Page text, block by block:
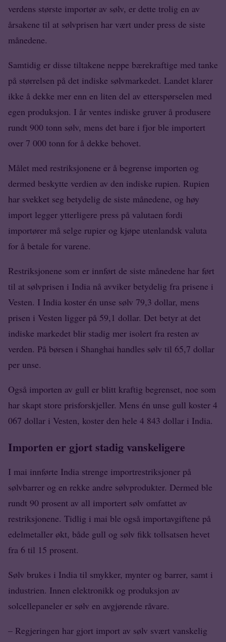
verdens største importør av sølv, er dette trolig en av
årsakene til at sølvprisen har vært under press de siste
månedene.
Samtidig er disse tiltakene neppe bærekraftige med tanke
på størrelsen på det indiske sølvmarkedet. Landet klarer
ikke å dekke mer enn en liten del av etterspørselen med
egen produksjon. I år ventes indiske gruver å produsere
rundt 900 tonn sølv, mens det bare i fjor ble importert
over 7 000 tonn for å dekke behovet.
Målet med restriksjonene er å begrense importen og
dermed beskytte verdien av den indiske rupien. Rupien
har svekket seg betydelig de siste månedene, og høy
import legger ytterligere press på valutaen fordi
importører må selge rupier og kjøpe utenlandsk valuta
for å betale for varene.
Restriksjonene som er innført de siste månedene har ført
til at sølvprisen i India nå avviker betydelig fra prisene i
Vesten. I India koster én unse sølv 79,3 dollar, mens
prisen i Vesten ligger på 59,1 dollar. Det betyr at det
indiske markedet blir stadig mer isolert fra resten av
verden. På børsen i Shanghai handles sølv til 65,7 dollar
per unse.
Også importen av gull er blitt kraftig begrenset, noe som
har skapt store prisforskjeller. Mens én unse gull koster 4
067 dollar i Vesten, koster den hele 4 843 dollar i India.
Importen er gjort stadig vanskeligere
I mai innførte India strenge importrestriksjoner på
sølvbarrer og en rekke andre sølvprodukter. Dermed ble
rundt 90 prosent av all importert sølv omfattet av
restriksjonene. Tidlig i mai ble også importavgiftene på
edelmetaller økt, både gull og sølv fikk tollsatsen hevet
fra 6 til 15 prosent.
Sølv brukes i India til smykker, mynter og barrer, samt i
industrien. Innen elektronikk og produksjon av
solcellepaneler er sølv en avgjørende råvare.
– Regjeringen har gjort import av sølv svært vanskelig